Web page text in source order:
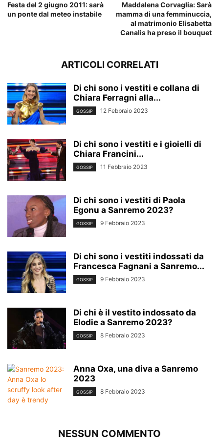
Festa del 2 giugno 2011: sarà
un ponte dal meteo instabile
Maddalena Corvaglia: Sarà
mamma di una femminuccia,
al matrimonio Elisabetta
Canalis ha preso il bouquet
ARTICOLI CORRELATI
Di chi sono i vestiti e collana di
Chiara Ferragni alla...
GOSSIP 12 Febbraio 2023
Di chi sono i vestiti e i gioielli di
Chiara Francini...
GOSSIP 11 Febbraio 2023
Di chi sono i vestiti di Paola
Egonu a Sanremo 2023?
GOSSIP 9 Febbraio 2023
Di chi sono i vestiti indossati da
Francesca Fagnani a Sanremo...
GOSSIP 9 Febbraio 2023
Di chi è il vestito indossato da
Elodie a Sanremo 2023?
GOSSIP 8 Febbraio 2023
Anna Oxa, una diva a Sanremo
2023
GOSSIP 8 Febbraio 2023
NESSUN COMMENTO